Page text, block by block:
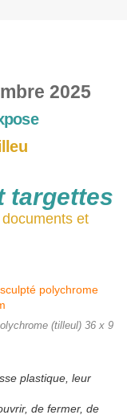
2025
targettes
et
(tilleul) 36 x 9
plastique, leur
de fermer, de